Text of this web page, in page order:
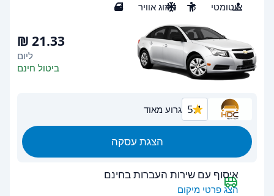
אוטומטי
5 מיזוג אוויר 4
ליום
ביטול חינם
5.1 גרוע מאוד
הצגת עסקה
איסוף עם שירות העברות בחינם
הצג פרטי מיקום